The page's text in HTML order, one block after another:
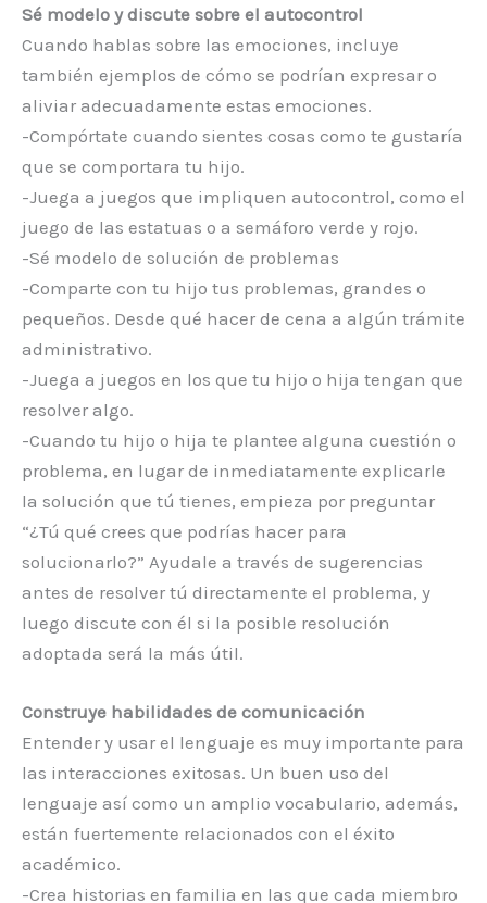
Sé modelo y discute sobre el autocontrol
Cuando hablas sobre las emociones, incluye
también ejemplos de cómo se podrían expresar o
aliviar adecuadamente estas emociones.
-Compórtate cuando sientes cosas como te gustaría
que se comportara tu hijo.
-Juega a juegos que impliquen autocontrol, como el
juego de las estatuas o a semáforo verde y rojo.
-Sé modelo de solución de problemas
-Comparte con tu hijo tus problemas, grandes o
pequeños. Desde qué hacer de cena a algún trámite
administrativo.
-Juega a juegos en los que tu hijo o hija tengan que
resolver algo.
-Cuando tu hijo o hija te plantee alguna cuestión o
problema, en lugar de inmediatamente explicarle
la solución que tú tienes, empieza por preguntar
“¿Tú qué crees que podrías hacer para
solucionarlo?” Ayudale a través de sugerencias
antes de resolver tú directamente el problema, y
luego discute con él si la posible resolución
adoptada será la más útil.
Construye habilidades de comunicación
Entender y usar el lenguaje es muy importante para
las interacciones exitosas. Un buen uso del
lenguaje así como un amplio vocabulario, además,
están fuertemente relacionados con el éxito
académico.
-Crea historias en familia en las que cada miembro